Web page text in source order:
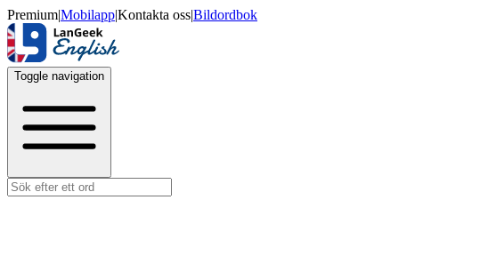
Premium|Mobilapp|Kontakta oss|Bildordbok
Toggle navigation